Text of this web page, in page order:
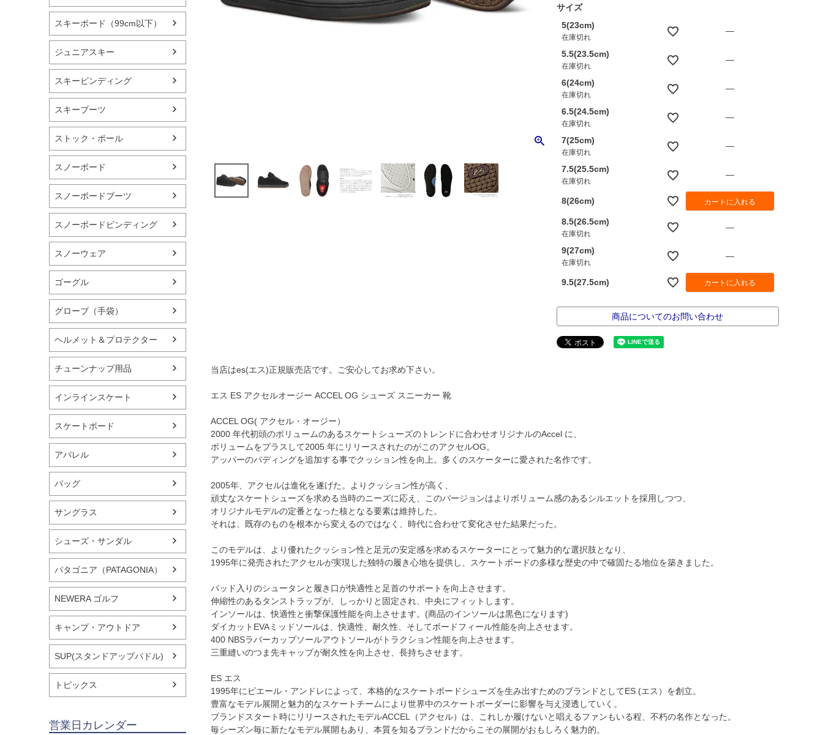
スキーボード（99cm以下）
ジュニアスキー
スキービンディング
スキーブーツ
ストック・ポール
スノーボード
スノーボードブーツ
スノーボードビンディング
スノーウェア
ゴーグル
グローブ（手袋）
ヘルメット＆プロテクター
チューンナップ用品
インラインスケート
スケートボード
アパレル
バッグ
サングラス
シューズ・サンダル
パタゴニア（PATAGONIA）
NEWERA ゴルフ
キャンプ・アウトドア
SUP(スタンドアップパドル)
トピックス
営業日カレンダー
サイズ
5(23cm)
在庫切れ
—
5.5(23.5cm)
在庫切れ
—
6(24cm)
在庫切れ
—
6.5(24.5cm)
在庫切れ
—
7(25cm)
在庫切れ
—
7.5(25.5cm)
在庫切れ
—
8(26cm) カートに入れる
8.5(26.5cm)
在庫切れ
—
9(27cm)
在庫切れ
—
9.5(27.5cm) カートに入れる
商品についてのお問い合わせ
当店はes(エス)正規販売店です。ご安心してお求め下さい。
エス ES アクセルオージー ACCEL OG シューズ スニーカー 靴
ACCEL OG( アクセル・オージー）
2000 年代初頭のボリュームのあるスケートシューズのトレンドに合わせオリジナルのAccel に、
ボリュームをプラスして2005 年にリリースされたのがこのアクセルOG。
アッパーのパディングを追加する事でクッション性を向上。多くのスケーターに愛された名作です。
2005年、アクセルは進化を遂げた。よりクッション性が高く、
頑丈なスケートシューズを求める当時のニーズに応え、このバージョンはよりボリューム感のあるシルエットを採用しつつ、
オリジナルモデルの定番となった核となる要素は維持した。
それは、既存のものを根本から変えるのではなく、時代に合わせて変化させた結果だった。
このモデルは、より優れたクッション性と足元の安定感を求めるスケーターにとって魅力的な選択肢となり、
1995年に発売されたアクセルが実現した独特の履き心地を提供し、スケートボードの多様な歴史の中で確固たる地位を築きました。
パッド入りのシュータンと履き口が快適性と足首のサポートを向上させます。
伸縮性のあるタンストラップが、しっかりと固定され、中央にフィットします。
インソールは、快適性と衝撃保護性能を向上させます。(商品のインソールは黒色になります)
ダイカットEVAミッドソールは、快適性、耐久性、そしてボードフィール性能を向上させます。
400 NBSラバーカップソールアウトソールがトラクション性能を向上させます。
三重縫いのつま先キャップが耐久性を向上させ、長持ちさせます。
ES エス
1995年にピエール・アンドレによって、本格的なスケートボードシューズを生み出すためのブランドとしてES (エス）を創立。
豊富なモデル展開と魅力的なスケートチームにより世界中のスケートボーダーに影響を与え浸透していく。
ブランドスタート時にリリースされたモデルACCEL（アクセル）は、これしか履けないと唱えるファンもいる程、不朽の名作となった。
毎シーズン毎に新たなモデル展開もあり、本質を知るブランドだからこその展開がおもしろく魅力的。